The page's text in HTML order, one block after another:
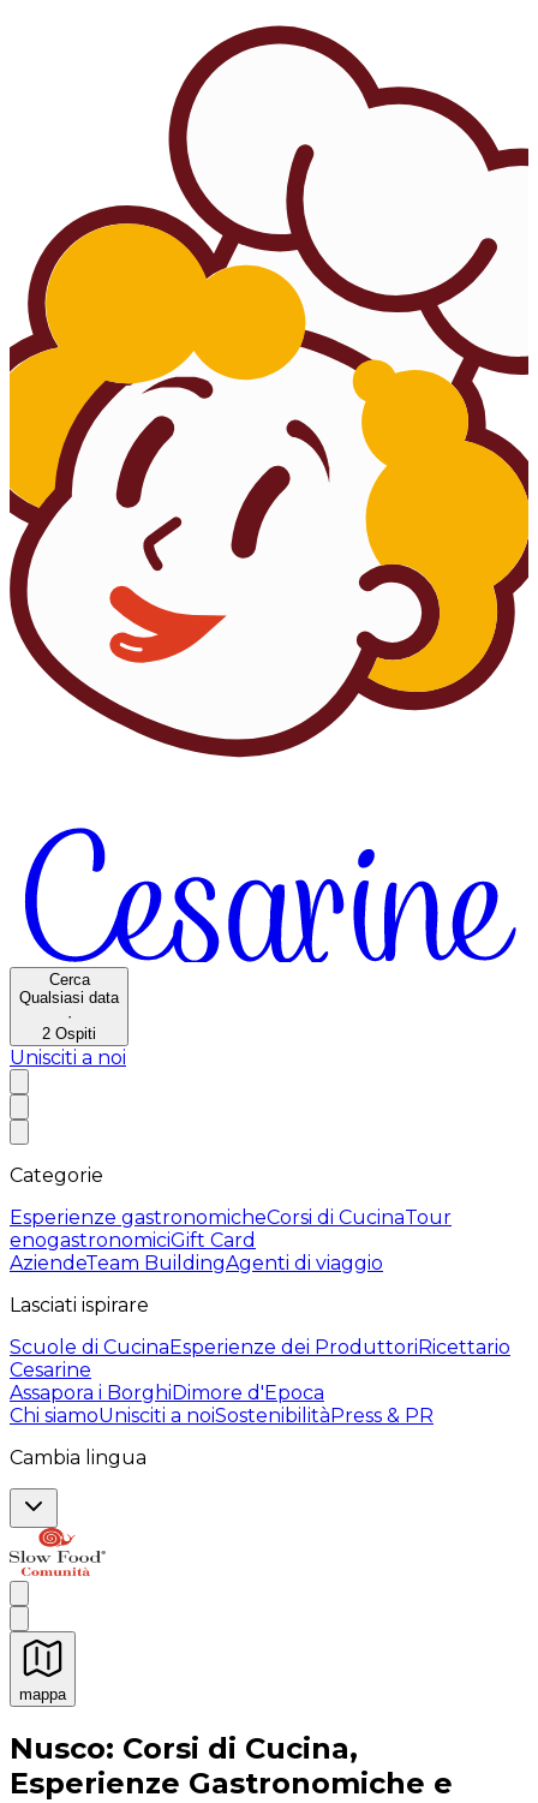
Cerca
Qualsiasi data
·
2 Ospiti
Unisciti a noi
Categorie
Esperienze gastronomicheCorsi di CucinaTour
enogastronomiciGift Card
AziendeTeam BuildingAgenti di viaggio
Lasciati ispirare
Scuole di CucinaEsperienze dei ProduttoriRicettario
Cesarine
Assapora i BorghiDimore d'Epoca
Chi siamoUnisciti a noiSostenibilitàPress & PR
Cambia lingua
mappa
Esperienze culinarie indimenticabili: Esperienze
Nusco: Corsi di Cucina,
Esperienze Gastronomiche e